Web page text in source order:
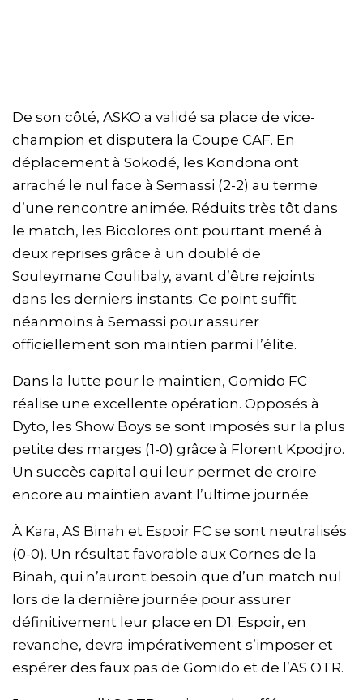
De son côté, ASKO a validé sa place de vice-
champion et disputera la Coupe CAF. En
déplacement à Sokodé, les Kondona ont
arraché le nul face à Semassi (2-2) au terme
d’une rencontre animée. Réduits très tôt dans
le match, les Bicolores ont pourtant mené à
deux reprises grâce à un doublé de
Souleymane Coulibaly, avant d’être rejoints
dans les derniers instants. Ce point suffit
néanmoins à Semassi pour assurer
officiellement son maintien parmi l’élite.
Dans la lutte pour le maintien, Gomido FC
réalise une excellente opération. Opposés à
Dyto, les Show Boys se sont imposés sur la plus
petite des marges (1-0) grâce à Florent Kpodjro.
Un succès capital qui leur permet de croire
encore au maintien avant l’ultime journée.
À Kara, AS Binah et Espoir FC se sont neutralisés
(0-0). Un résultat favorable aux Cornes de la
Binah, qui n’auront besoin que d’un match nul
lors de la dernière journée pour assurer
définitivement leur place en D1. Espoir, en
revanche, devra impérativement s’imposer et
espérer des faux pas de Gomido et de l’AS OTR.